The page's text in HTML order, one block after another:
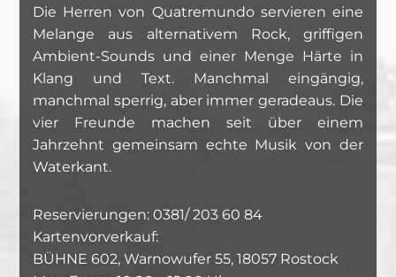
Die Herren von Quatremundo servieren eine
Melange aus alternativem Rock, griffigen
Ambient-Sounds und einer Menge Härte in
Klang und Text. Manchmal eingängig,
manchmal sperrig, aber immer geradeaus. Die
vier Freunde machen seit über einem
Jahrzehnt gemeinsam echte Musik von der
Waterkant.
Reservierungen: 0381/ 203 60 84
Kartenvorverkauf:
BÜHNE 602, Warnowufer 55, 18057 Rostock